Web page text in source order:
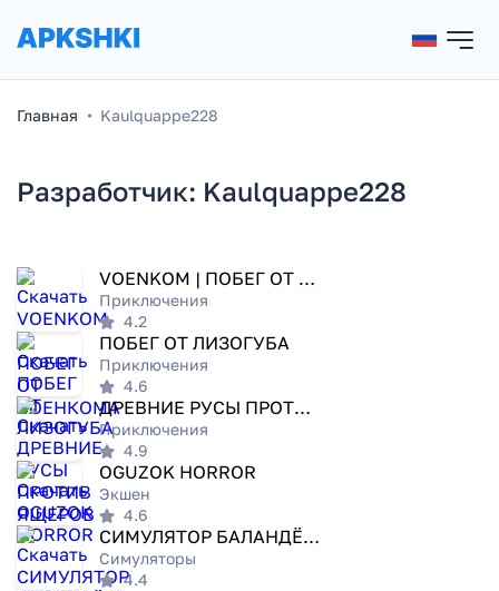
Главная Kaulquappe228
Разработчик: Kaulquappe228
VOENKOM | ПОБЕГ ОТ ВОЕНКОМА
Приключения
4.2
ПОБЕГ ОТ ЛИЗОГУБА
Приключения
4.6
ДРЕВНИЕ РУСЫ ПРОТИВ ЯЩЕРОВ
Приключения
4.9
OGUZOK HORROR
Экшен
4.6
СИМУЛЯТОР БАЛАНДЁРА
Симуляторы
4.4